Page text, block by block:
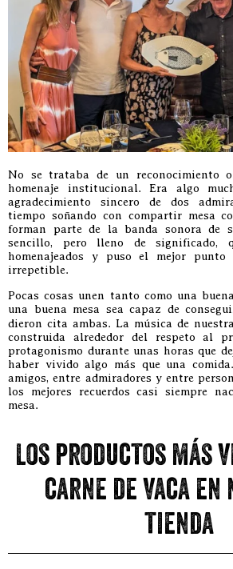
No se trataba de un reconocimiento
homenaje institucional. Era algo
agradecimiento sincero de dos
tiempo soñando con compartir mesa
forman parte de la banda sonora de
sencillo, pero lleno de significado,
homenajeados y puso el mejor
irrepetible.
Pocas cosas unen tanto como una
una buena mesa sea capaz de
dieron cita ambas. La música de
construida alrededor del respeto al
protagonismo durante unas horas que
haber vivido algo más que una
amigos, entre admiradores y entre
los mejores recuerdos casi siempre
mesa.
Los productos más
carne de vaca
tienda